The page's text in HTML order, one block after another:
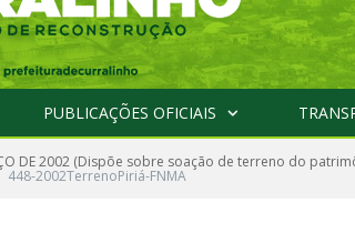
PUBLICAÇÕES OFICIAIS
DE 2002 (Dispõe sobre soação de terreno do
448-2002TerrenoPiriá-FNMA